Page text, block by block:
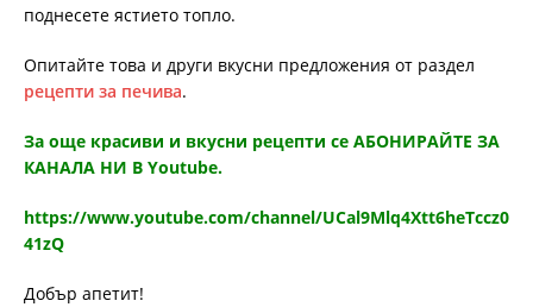
поднесете ястието топло.
Опитайте това и други вкусни предложения от раздел
рецепти за печива.
За още красиви и вкусни рецепти се АБОНИРАЙТЕ ЗА
КАНАЛА НИ В Youtube.
https://www.youtube.com/channel/UCal9Mlq4Xtt6heTccz0
41zQ
Добър апетит!